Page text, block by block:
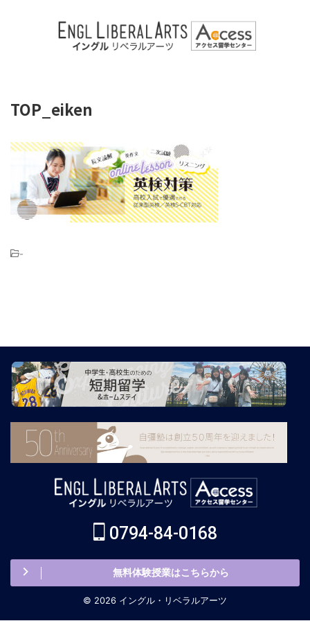
TOP_eiken
-
0794-84-0168
無料体験授業はこちらから
© 2026 イングル・リベラルアーツ